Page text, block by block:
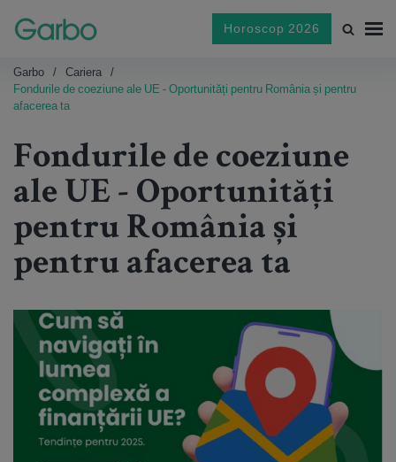
Horoscop 2026
Garbo
Cariera
Fondurile de coeziune ale UE - Oportunități pentru România și pentru
afacerea ta
Fondurile de coeziune
ale UE - Oportunități
pentru România și
pentru afacerea ta